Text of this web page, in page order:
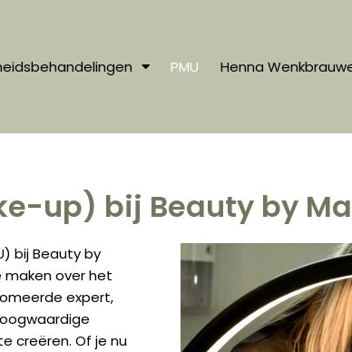
PMU Henna
up) bij Beauty by
bij Beauty by
maken over het
expert,
creëren. Of je nu